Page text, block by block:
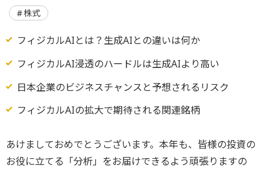
株式
フィジカルAIとは？生成AIとの違いは何か
フィジカルAI浸透のハードルは生成AIより高い
日本企業のビジネスチャンスと予想されるリスク
フィジカルAIの拡大で期待される関連銘柄
あけましておめでとうございます。本年も、皆様の投資の
お役に立てる「分析」をお届けできるよう頑張りますの